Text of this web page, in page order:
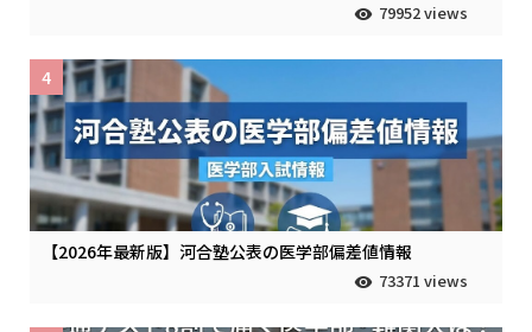
79952 views
【2026年最新版】河合塾公表の医学部偏差値情報
73371 views
4